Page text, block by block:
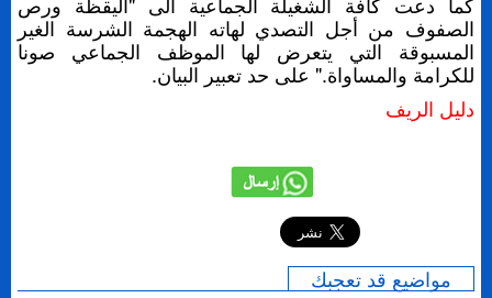
الصفوف من أجل التصدي لهاته الهجمة الشرسة الغير
المسبوقة التي يتعرض لها الموظف الجماعي صونا
للكرامة والمساواة." على حد تعبير البيان.
دليل الريف
مواضيع قد تعجبك